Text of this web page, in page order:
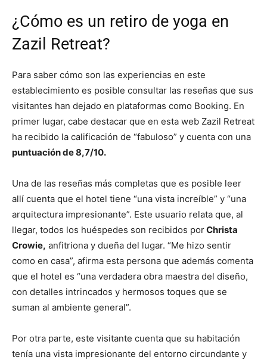
¿Cómo es un retiro de yoga en
Zazil Retreat?
Para saber cómo son las experiencias en este
establecimiento es posible consultar las reseñas que sus
visitantes han dejado en plataformas como Booking. En
primer lugar, cabe destacar que en esta web Zazil Retreat
ha recibido la calificación de “fabuloso” y cuenta con una
puntuación de 8,7/10.
Una de las reseñas más completas que es posible leer
allí cuenta que el hotel tiene “una vista increíble” y “una
arquitectura impresionante”. Este usuario relata que, al
llegar, todos los huéspedes son recibidos porChrista
Crowie, anfitriona y dueña del lugar. “Me hizo sentir
como en casa”, afirma esta persona que además comenta
que el hotel es “una verdadera obra maestra del diseño,
con detalles intrincados y hermosos toques que se
suman al ambiente general”.
Por otra parte, este visitante cuenta que su habitación
tenía una vista impresionante del entorno circundante y